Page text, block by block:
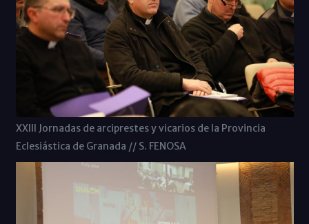
XXIII Jornadas de arciprestes y vicarios de la Provincia
Eclesiástica de Granada // S. FENOSA